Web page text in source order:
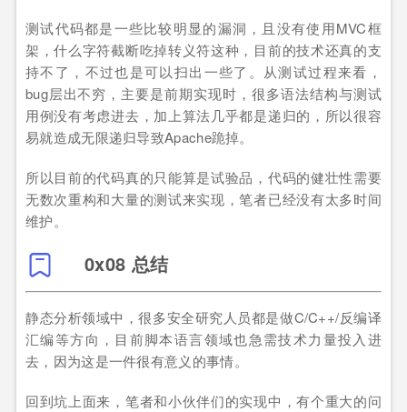
测试代码都是一些比较明显的漏洞，且没有使用MVC框
架，什么字符截断吃掉转义符这种，目前的技术还真的支
持不了，不过也是可以扫出一些了。从测试过程来看，
bug层出不穷，主要是前期实现时，很多语法结构与测试
用例没有考虑进去，加上算法几乎都是递归的，所以很容
易就造成无限递归导致Apache跪掉。
所以目前的代码真的只能算是试验品，代码的健壮性需要
无数次重构和大量的测试来实现，笔者已经没有太多时间
维护。
0x08 总结
静态分析领域中，很多安全研究人员都是做C/C++/反编译
汇编等方向，目前脚本语言领域也急需技术力量投入进
去，因为这是一件很有意义的事情。
回到坑上面来，笔者和小伙伴们的实现中，有个重大的问